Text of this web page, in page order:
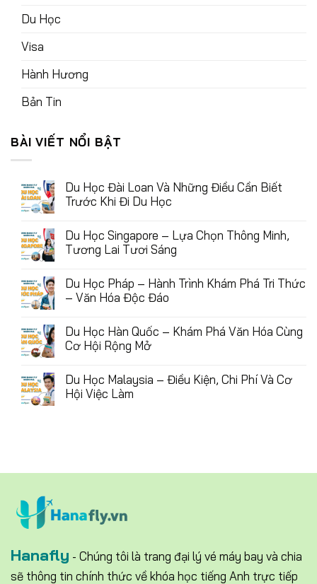
Du Học
Visa
Hành Hương
Bản Tin
BÀI VIẾT NỔI BẬT
Du Học Đài Loan Và Những Điều Cần Biết
Trước Khi Đi Du Học
Du Học Singapore – Lựa Chọn Thông Minh,
Tương Lai Tươi Sáng
Du Học Pháp – Hành Trình Khám Phá Tri Thức
– Văn Hóa Độc Đáo
Du Học Hàn Quốc – Khám Phá Văn Hóa Cùng
Cơ Hội Rộng Mở
Du Học Malaysia – Điều Kiện, Chi Phí Và Cơ
Hội Việc Làm
Hanafly - Chúng tôi là trang đại lý vé máy bay và chia
sẽ thông tin chính thức về khóa học tiếng Anh trực tiếp